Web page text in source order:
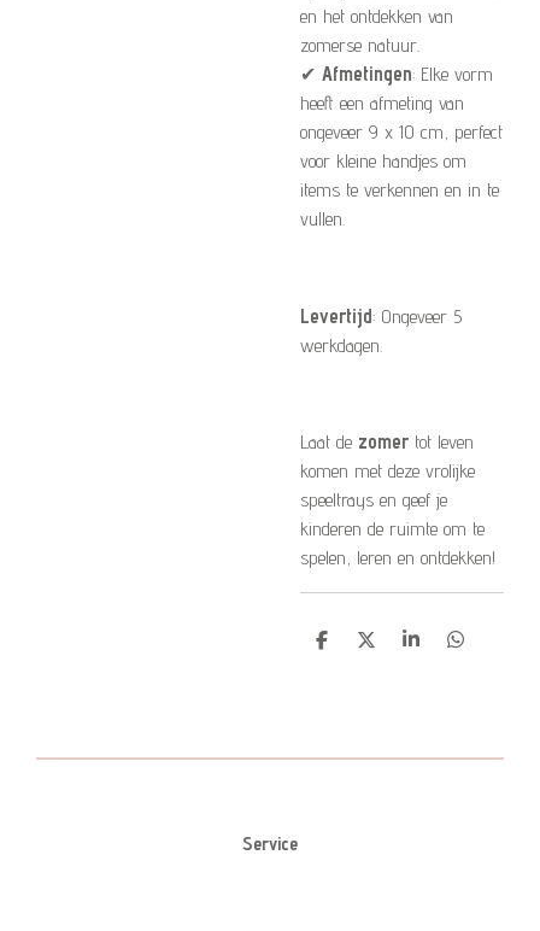
en het ontdekken van
zomerse natuur.
✔ Afmetingen: Elke vorm
heeft een afmeting van
ongeveer 9 x 10 cm, perfect
voor kleine handjes om
items te verkennen en in te
vullen.
Levertijd: Ongeveer 5
werkdagen.
Laat de zomer tot leven
komen met deze vrolijke
speeltrays en geef je
kinderen de ruimte om te
spelen, leren en ontdekken!
D
D
S
D
Service